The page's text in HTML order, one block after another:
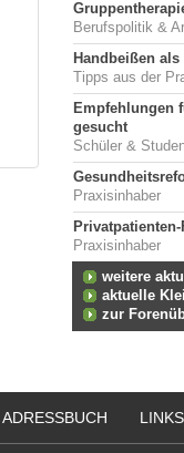
Berufspolitik &
Handbeißen
Tipps aus der
Empfehlungen
gesucht
Schüler &
Praxisinhaber
Praxisinhaber
weitere
aktuelle
zur
ADRESSBUCH LINKS